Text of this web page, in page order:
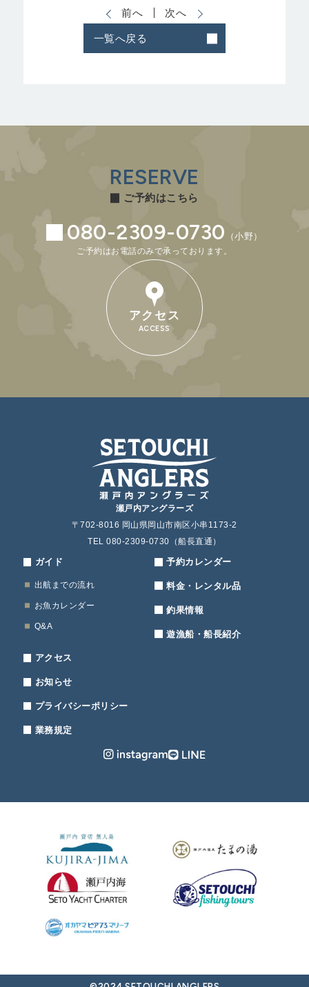
一覧へ戻る
前へ 次へ
RESERVE
ご予約はこちら
080-2309-0730 （小野）
ご予約はお電話のみで承っております。
アクセス
ACCESS
瀬戸内アングラーズ
〒702-8016 岡山県岡山市南区小串1173-2
TEL 080-2309-0730（船長直通）
ガイド
出航までの流れ
お魚カレンダー
Q&A
予約カレンダー
料金・レンタル品
釣果情報
遊漁船・船長紹介
アクセス
お知らせ
プライバシーポリシー
業務規定